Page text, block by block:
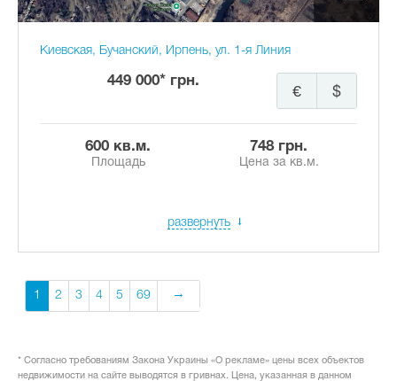
Киевская, Бучанский, Ирпень, ул. 1-я Линия
449 000* грн.
$
€
600 кв.м.
Площадь
748 грн.
Цена за кв.м.
развернуть
1 2 3 4 5 69
* Согласно требованиям Закона Украины «О рекламе» цены всех объектов
недвижимости на сайте выводятся в гривнах. Цена, указанная в данном